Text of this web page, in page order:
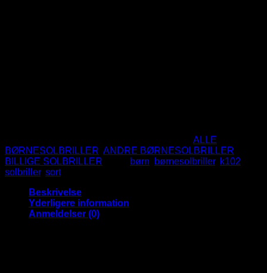
ALLE
BØRNESOLBRILLER ANDRE BØRNESOLBRILLER
BILLIGE SOLBRILLER
børn børnesolbriller, k102
solbriller, sort
Beskrivelse
Yderligere information
Anmeldelser (0)